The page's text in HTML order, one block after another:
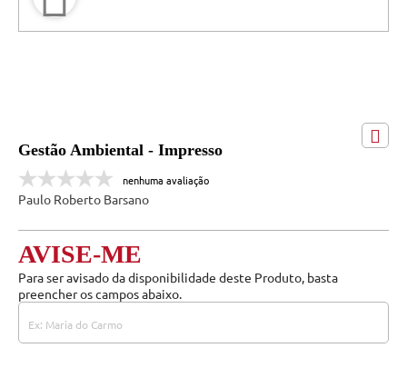
Gestão Ambiental - Impresso
nenhuma avaliação
Paulo Roberto Barsano
AVISE-ME
Para ser avisado da disponibilidade deste Produto, basta
preencher os campos abaixo.